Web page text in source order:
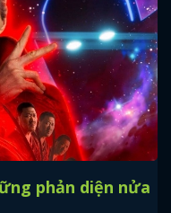
phản diện nửa